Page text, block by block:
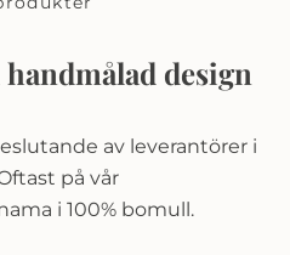
design
av leverantörer i
på vår
i 100% bomull.